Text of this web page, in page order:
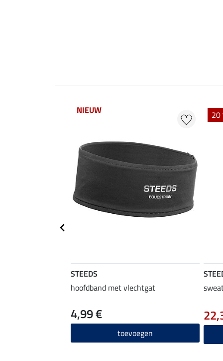
NIEUW
STEEDS
hoofdband met vlechtgat
4,99 €
toevoegen
20